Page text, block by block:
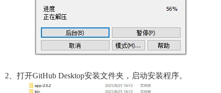
2、打开GitHub Desktop安装文件夹，启动安装程序。